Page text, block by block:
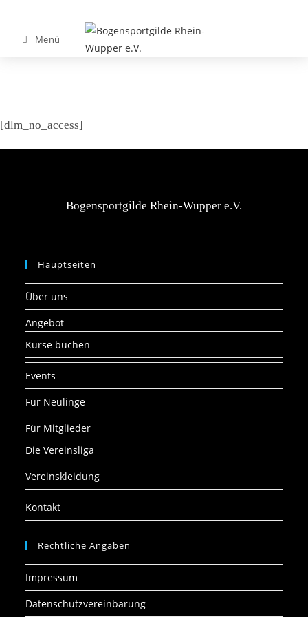
Menü
[dlm_no_access]
Bogensportgilde Rhein-Wupper e.V.
Hauptseiten
Über uns
Angebot
Kurse buchen
Events
Für Neulinge
Für Mitglieder
Die Vereinsliga
Vereinskleidung
Kontakt
Rechtliche Angaben
Impressum
Datenschutzvereinbarung